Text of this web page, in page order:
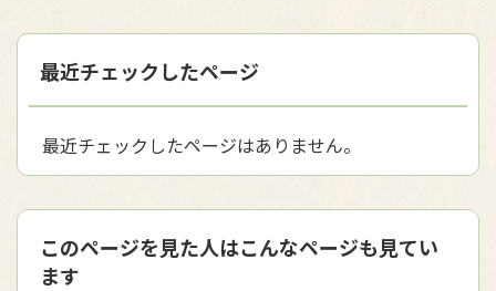
最近チェックしたページ
最近チェックしたページはありません。
このページを見た人はこんなページも見てい
ます